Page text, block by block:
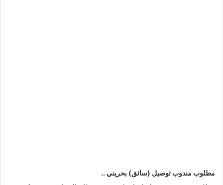
مطلوب مندوب توصيل (سائق) بحريني ..